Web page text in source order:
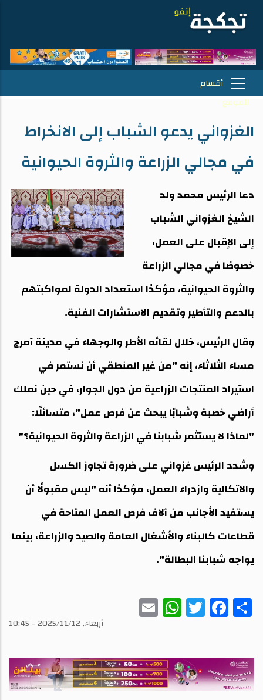
الغزواني يدعو الشباب إلى الانخراط
في مجالي الزراعة والثروة الحيوانية
دعا الرئيس محمد ولد
الشيخ الغزواني الشباب
إلى الإقبال على العمل،
خصوصًا في مجالي الزراعة
والثروة الحيوانية، مؤكدًا استعداد الدولة لمواكبتهم
بالدعم والتأطير وتقديم الاستشارات الفنية.
وقال الرئيس، خلال لقائه الأطر والوجهاء في مدينة آمرج
مساء الثلاثاء، إنه "من غير المنطقي أن نستمر في
استيراد المنتجات الزراعية من دول الجوار، في حين نملك
أراضي خصبة وشبابًا يبحث عن فرص عمل"، متسائلًا:
"لماذا لا يستثمر شبابنا في الزراعة والثروة الحيوانية؟"
وشدد الرئيس غزواني على ضرورة تجاوز الكسل
والاتكالية وازدراء العمل، مؤكدًا أنه "ليس مقبولًا أن
يستفيد الأجانب من آلاف فرص العمل المتاحة في
قطاعات كالبناء والأشغال العامة والصيد والزراعة، بينما
يواجه شبابنا البطالة".
Share
Facebook
Twitter
WhatsAppأربعاء, 2025/11/12 - 10:45